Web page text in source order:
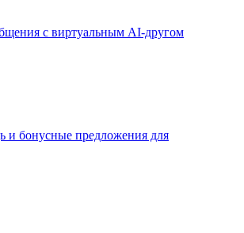
с виртуальным AI-другом
и бонусные предложения для